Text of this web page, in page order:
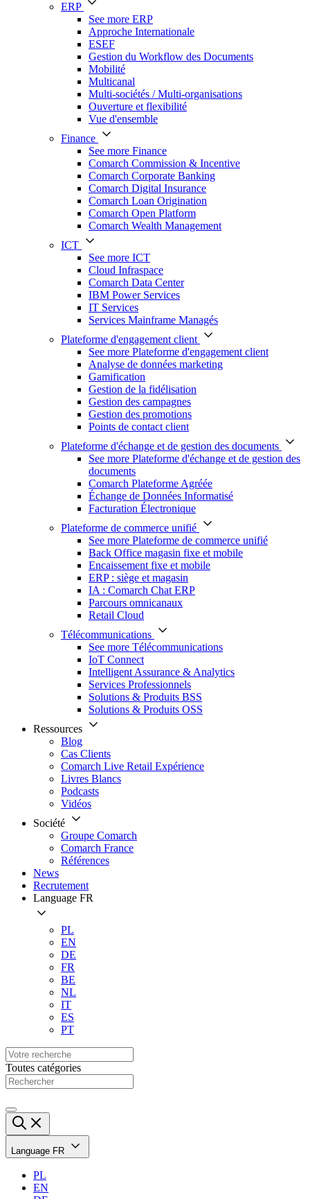
ERP
See more ERP
Approche Internationale
ESEF
Gestion du Workflow des Documents
Mobilité
Multicanal
Multi-sociétés / Multi-organisations
Ouverture et flexibilité
Vue d'ensemble
Finance
See more Finance
Comarch Commission & Incentive
Comarch Corporate Banking
Comarch Digital Insurance
Comarch Loan Origination
Comarch Open Platform
Comarch Wealth Management
ICT
See more ICT
Cloud Infraspace
Comarch Data Center
IBM Power Services
IT Services
Services Mainframe Managés
Plateforme d'engagement client
See more Plateforme d'engagement client
Analyse de données marketing
Gamification
Gestion de la fidélisation
Gestion des campagnes
Gestion des promotions
Points de contact client
Plateforme d'échange et de gestion des documents
See more Plateforme d'échange et de gestion des
documents
Comarch Plateforme Agréée
Échange de Données Informatisé
Facturation Électronique
Plateforme de commerce unifié
See more Plateforme de commerce unifié
Back Office magasin fixe et mobile
Encaissement fixe et mobile
ERP : siège et magasin
IA : Comarch Chat ERP
Parcours omnicanaux
Retail Cloud
Télécommunications
See more Télécommunications
IoT Connect
Intelligent Assurance & Analytics
Services Professionnels
Solutions & Produits BSS
Solutions & Produits OSS
Ressources
Blog
Cas Clients
Comarch Live Retail Expérience
Livres Blancs
Podcasts
Vidéos
Société
Groupe Comarch
Comarch France
Références
News
Recrutement
Language FR
PL
EN
DE
FR
BE
NL
IT
ES
PT
Toutes catégories
Language FR
PL
EN